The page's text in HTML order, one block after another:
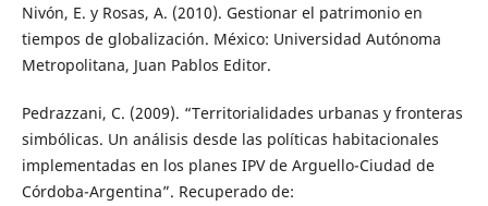
Nivón, E. y Rosas, A. (2010). Gestionar el patrimonio en
tiempos de globalización. México: Universidad Autónoma
Metropolitana, Juan Pablos Editor.
Pedrazzani, C. (2009). “Territorialidades urbanas y fronteras
simbólicas. Un análisis desde las políticas habitacionales
implementadas en los planes IPV de Arguello-Ciudad de
Córdoba-Argentina”. Recuperado de: